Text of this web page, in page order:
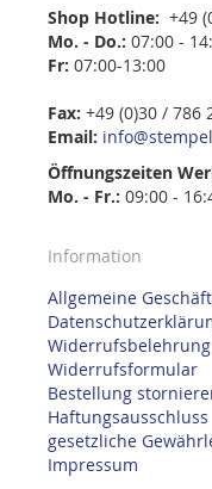
Shop Hotline: +49
Mo. - Do.: 07:00 -
Fr: 07:00-13:00
Fax: +49 (0)30 / 786
Email:
Öffnungszeiten
Mo. - Fr.: 09:00 -
Information
Allgemeine
Widerrufsbelehrung
Widerrufsformular
Bestellung
Haftungsausschluss
gesetzliche
Impressum